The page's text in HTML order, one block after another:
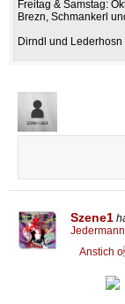
Freitag & Samstag:
Brezn, Schmankerl
Dirndl und
Szene1
Anstich